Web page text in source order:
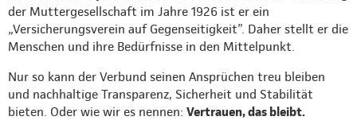
der Muttergesellschaft im Jahre 1926 ist er ein
„Versicherungsverein auf Gegenseitigkeit”. Daher stellt er die
Menschen und ihre Bedürfnisse in den Mittelpunkt.
Nur so kann der Verbund seinen Ansprüchen treu bleiben
und nachhaltige Transparenz, Sicherheit und Stabilität
bieten. Oder wie wir es nennen: Vertrauen, das bleibt.